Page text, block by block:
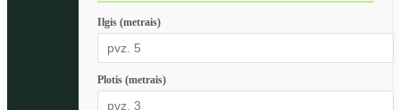
Ilgis (metrais)
Plotis (metrais)